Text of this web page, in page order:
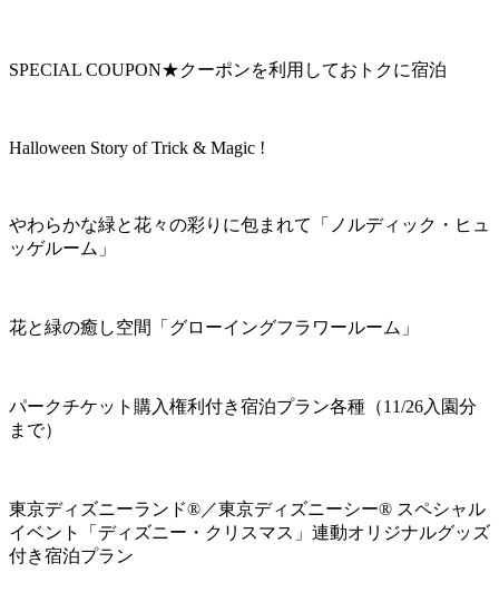
SPECIAL COUPON★クーポンを利用しておトクに宿泊
Halloween Story of Trick & Magic !
やわらかな緑と花々の彩りに包まれて「ノルディック・ヒュ
ッゲルーム」
花と緑の癒し空間「グローイングフラワールーム」
パークチケット購入権利付き宿泊プラン各種（11/26入園分
まで）
東京ディズニーランド®／東京ディズニーシー® スペシャル
イベント「ディズニー・クリスマス」連動オリジナルグッズ
付き宿泊プラン